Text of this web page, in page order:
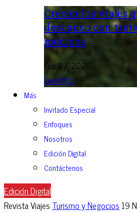
Crecen los viajes
descanso con
médicos
Feb 27, 2026
Leer Más
Más
Invitado Especial
Enfoques
Nosotros
Edición Digital
Contáctenos
Edición Digital
Revista Viajes Turismo y Negocios19